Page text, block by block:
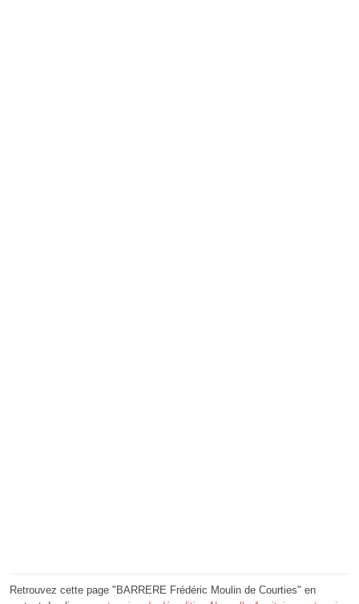
Retrouvez cette page "BARRERE Frédéric Moulin de Courties" en